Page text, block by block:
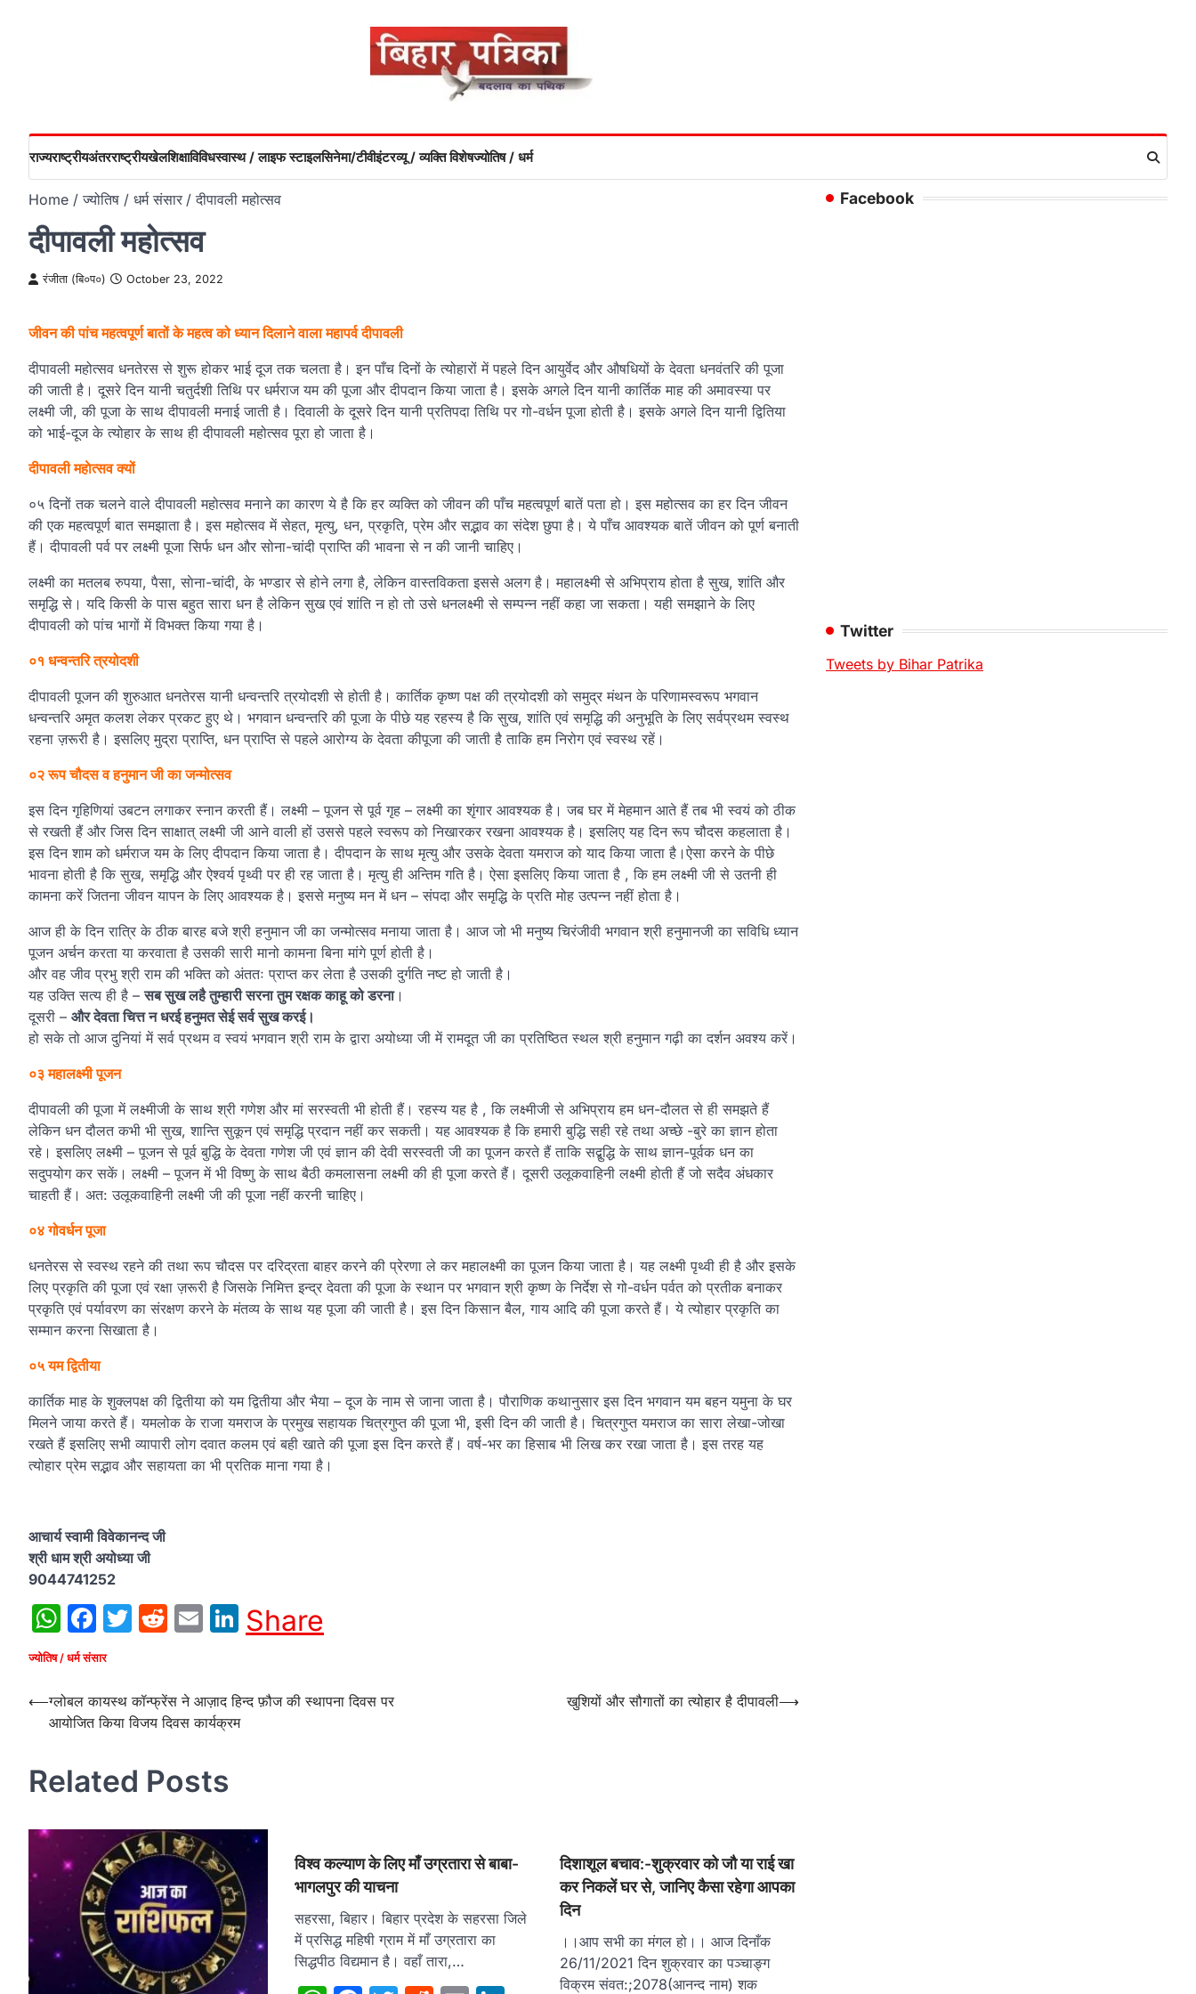
राज्यराष्ट्रीयअंतरराष्ट्रीयखेलशिक्षाविविधस्वास्थ / लाइफ स्टाइलसिनेमा/टीवीइंटरव्यू / व्यक्ति विशेषज्योतिष / धर्म
Home ज्योतिष / धर्म संसार दीपावली महोत्सव
दीपावली महोत्सव
रंजीता (बि०प०) October 23, 2022
जीवन की पांच महत्वपूर्ण बातों के महत्व को ध्यान दिलाने वाला महापर्व दीपावली
दीपावली महोत्सव धनतेरस से शुरू होकर भाई दूज तक चलता है। इन पाँच दिनों के त्योहारों में पहले दिन आयुर्वेद और औषधियों के देवता धनवंतरि की पूजा
की जाती है। दूसरे दिन यानी चतुर्दशी तिथि पर धर्मराज यम की पूजा और दीपदान किया जाता है। इसके अगले दिन यानी कार्तिक माह की अमावस्या पर
लक्ष्मी जी, की पूजा के साथ दीपावली मनाई जाती है। दिवाली के दूसरे दिन यानी प्रतिपदा तिथि पर गो-वर्धन पूजा होती है। इसके अगले दिन यानी द्वितिया
को भाई-दूज के त्योहार के साथ ही दीपावली महोत्सव पूरा हो जाता है।
दीपावली महाेत्सव क्यों
०५ दिनों तक चलने वाले दीपावली महोत्सव मनाने का कारण ये है कि हर व्यक्ति को जीवन की पाँच महत्वपूर्ण बातें पता हो। इस महोत्सव का हर दिन जीवन
की एक महत्वपूर्ण बात समझाता है। इस महोत्सव में सेहत, मृत्यु, धन, प्रकृति, प्रेम और सद्भाव का संदेश छुपा है। ये पाँच आवश्यक बातें जीवन को पूर्ण बनाती
हैं। दीपावली पर्व पर लक्ष्मी पूजा सिर्फ धन और सोना-चांदी प्राप्ति की भावना से न की जानी चाहिए।
लक्ष्मी का मतलब रुपया, पैसा, साेना-चांदी, के भण्डार से होने लगा है, लेकिन वास्तविकता इससे अलग है। महालक्ष्मी से अभिप्राय होता है सुख, शांति और
समृद्धि से। यदि किसी के पास बहुत सारा धन है लेकिन सुख एवं शांति न हो तो उसे धनलक्ष्मी से सम्पन्न नहीं कहा जा सकता। यही समझाने के लिए
दीपावली को पांच भागों में विभक्त किया गया है।
०१ धन्वन्तरि त्रयोदशी
दीपावली पूजन की शुरुआत धनतेरस यानी धन्वन्तरि त्रयोदशी से होती है। कार्तिक कृष्ण पक्ष की त्रयोदशी को समुद्र मंथन के परिणामस्वरूप भगवान
धन्वन्तरि अमृत कलश लेकर प्रकट हुए थे। भगवान धन्वन्तरि की पूजा के पीछे यह रहस्य है कि सुख, शांति एवं समृद्धि की अनुभूति के लिए सर्वप्रथम स्वस्थ
रहना ज़रूरी है। इसलिए मुद्रा प्राप्ति, धन प्राप्ति से पहले आरोग्य के देवता कीपूजा की जाती है ताकि हम निरोग एवं स्वस्थ रहें।
०२ रूप चौदस व हनुमान जी का जन्मोत्सव
इस दिन गृहिणियां उबटन लगाकर स्नान करती हैं। लक्ष्मी – पूजन से पूर्व गृह – लक्ष्मी का शृंगार आवश्यक है। जब घर में मेहमान आते हैं तब भी स्वयं को ठीक
से रखती हैं और जिस दिन साक्षात् लक्ष्मी जी आने वाली हों उससे पहले स्वरूप को निखारकर रखना आवश्यक है। इसलिए यह दिन रूप चौदस कहलाता है।
इस दिन शाम को धर्मराज यम के लिए दीपदान किया जाता है। दीपदान के साथ मृत्यु और उसके देवता यमराज को याद किया जाता है।ऐसा करने के पीछे
भावना होती है कि सुख, समृद्धि और ऐश्वर्य पृथ्वी पर ही रह जाता है। मृत्यु ही अन्तिम गति है। ऐसा इसलिए किया जाता है , कि हम लक्ष्मी जी से उतनी ही
कामना करें जितना जीवन यापन के लिए आवश्यक है। इससे मनुष्य मन में धन – संपदा और समृद्धि के प्रति मोह उत्पन्न नहीं होता है।
आज ही के दिन रात्रि के ठीक बारह बजे श्री हनुमान जी का जन्मोत्सव मनाया जाता है। आज जो भी मनुष्य चिरंजीवी भगवान श्री हनुमानजी का सविधि ध्यान
पूजन अर्चन करता या करवाता है उसकी सारी मानो कामना बिना मांगे पूर्ण होती है।
और वह जीव प्रभु श्री राम की भक्ति को अंततः प्राप्त कर लेता है उसकी दुर्गति नष्ट हो जाती है।
यह उक्ति सत्य ही है –सब सुख लहै तुम्हारी सरना तुम रक्षक काहू को डरना।
दूसरी – और देवता चित्त न धरई हनुमत सेई सर्व सुख करई।
हो सके तो आज दुनियां में सर्व प्रथम व स्वयं भगवान श्री राम के द्वारा अयोध्या जी में रामदूत जी का प्रतिष्ठित स्थल श्री हनुमान गढ़ी का दर्शन अवश्य करें।
०३ महालक्ष्मी पूजन
दीपावली की पूजा में लक्ष्मीजी के साथ श्री गणेश और मां सरस्वती भी होती हैं। रहस्य यह है , कि लक्ष्मीजी से अभिप्राय हम धन-दौलत से ही समझते हैं
लेकिन धन दौलत कभी भी सुख, शान्ति सुकून एवं समृद्धि प्रदान नहीं कर सकती। यह आवश्यक है कि हमारी बुद्धि सही रहे तथा अच्छे -बुरे का ज्ञान होता
रहे। इसलिए लक्ष्मी – पूजन से पूर्व बुद्धि के देवता गणेश जी एवं ज्ञान की देवी सरस्वती जी का पूजन करते हैं ताकि सद्बुद्धि के साथ ज्ञान-पूर्वक धन का
सदुपयोग कर सकें। लक्ष्मी – पूजन में भी विष्णु के साथ बैठी कमलासना लक्ष्मी की ही पूजा करते हैं। दूसरी उलूकवाहिनी लक्ष्मी होती हैं जो सदैव अंधकार
चाहती हैं। अत: उलूकवाहिनी लक्ष्मी जी की पूजा नहीं करनी चाहिए।
०४ गोवर्धन पूजा
धनतेरस से स्वस्थ रहने की तथा रूप चौदस पर दरिद्रता बाहर करने की प्रेरणा ले कर महालक्ष्मी का पूजन किया जाता है। यह लक्ष्मी पृथ्वी ही है और इसके
लिए प्रकृति की पूजा एवं रक्षा ज़रूरी है जिसके निमित्त इन्द्र देवता की पूजा के स्थान पर भगवान श्री कृष्ण के निर्देश से गो-वर्धन पर्वत को प्रतीक बनाकर
प्रकृति एवं पर्यावरण का संरक्षण करने के मंतव्य के साथ यह पूजा की जाती है। इस दिन किसान बैल, गाय आदि की पूजा करते हैं। ये त्योहार प्रकृति का
सम्मान करना सिखाता है।
०५ यम द्वितीया
कार्तिक माह के शुक्लपक्ष की द्वितीया को यम द्वितीया और भैया – दूज के नाम से जाना जाता है। पौराणिक कथानुसार इस दिन भगवान यम बहन यमुना के घर
मिलने जाया करते हैं। यमलोक के राजा यमराज के प्रमुख सहायक चित्रगुप्त की पूजा भी, इसी दिन की जाती है। चित्रगुप्त यमराज का सारा लेखा-जोखा
रखते हैं इसलिए सभी व्यापारी लोग दवात कलम एवं बही खाते की पूजा इस दिन करते हैं। वर्ष-भर का हिसाब भी लिख कर रखा जाता है। इस तरह यह
त्योहार प्रेम सद्भाव और सहायता का भी प्रतिक माना गया है।
आचार्य स्वामी विवेकानन्द जी
श्री धाम श्री अयोध्या जी
9044741252
WhatsApp
Facebook
Twitter
Reddit
EmailLinkedIn
Share
ज्योतिष / धर्म संसार
Post
navigation
⟵ग्लोबल कायस्थ कॉन्फ्रेंस ने आज़ाद हिन्द फ़ौज की स्थापना दिवस पर
आयोजित किया विजय दिवस कार्यक्रम
खुशियों और सौगातों का त्योहार है दीपावली⟶
Related Posts
विश्व कल्याण के लिए माँ उग्रतारा से बाबा-
भागलपुर की याचना
सहरसा, बिहार। बिहार प्रदेश के सहरसा जिले
में प्रसिद्ध महिषी ग्राम में माँ उग्रतारा का
सिद्धपीठ विद्यमान है। वहाँ तारा,…
दिशाशूल बचाव:-शुक्रवार को जौ या राई खा
कर निकलें घर से, जानिए कैसा रहेगा आपका
दिन
।।आप सभी का मंगल हो।। आज दिनाँक
26/11/2021 दिन शुक्रवार का पञ्चाङ्ग
विक्रम संवत:;2078(आनन्द नाम) शक
Facebook
Twitter
Tweets by Bihar Patrika